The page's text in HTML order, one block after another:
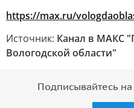
https://max.ru/
Источник: Канал в МАКС
Вологодской области"
Подписывайтесь